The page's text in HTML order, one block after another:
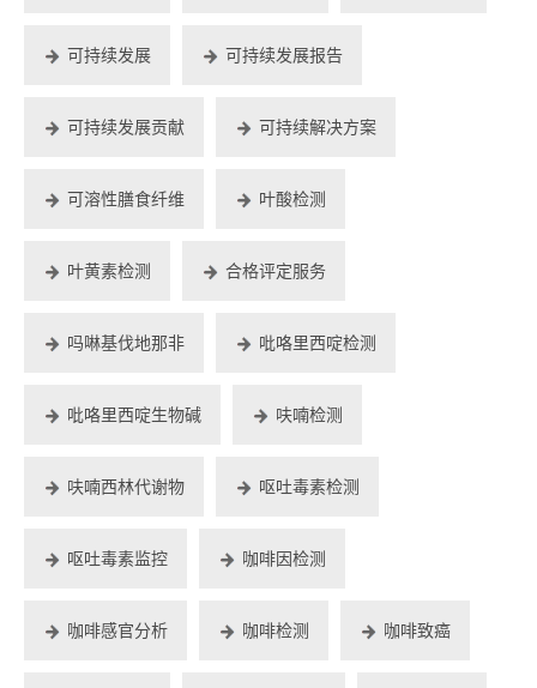
可持续发展 可持续发展报告
可持续发展贡献 可持续解决方案
可溶性膳食纤维 叶酸检测
叶黄素检测 合格评定服务
吗啉基伐地那非 吡咯里西啶检测
吡咯里西啶生物碱 呋喃检测
呋喃西林代谢物 呕吐毒素检测
呕吐毒素监控 咖啡因检测
咖啡感官分析 咖啡检测 咖啡致癌